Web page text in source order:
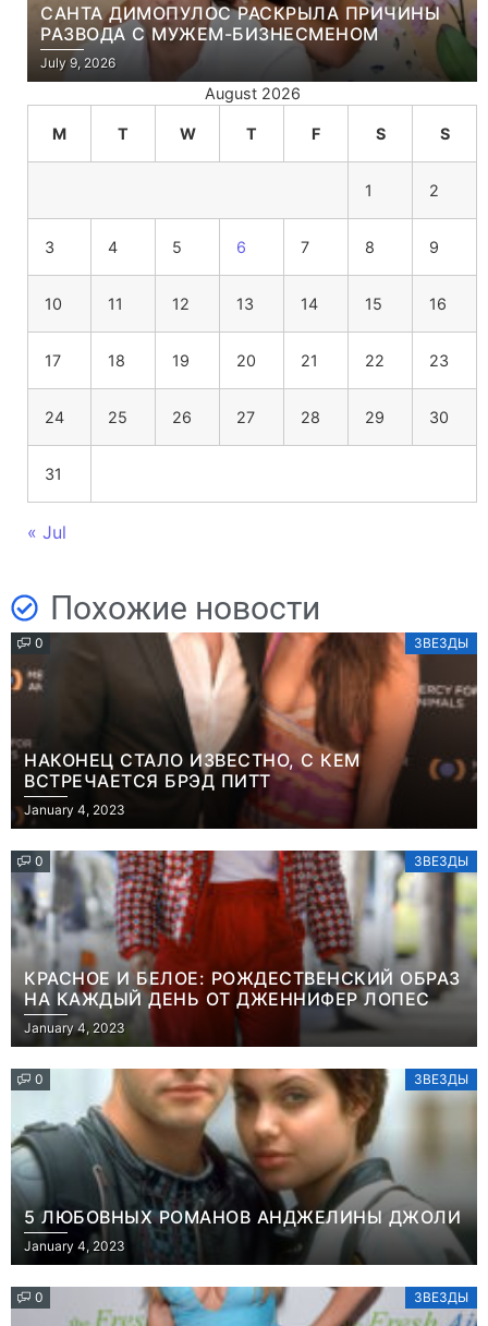
САНТА ДИМОПУЛОС РАСКРЫЛА ПРИЧИНЫ
РАЗВОДА С МУЖЕМ-БИЗНЕСМЕНОМ
July 9, 2026
August 2026
M T W T F S S
1 2
3 4 5 6 7 8 9
10 11 12 13 14 15 16
17 18 19 20 21 22 23
24 25 26 27 28 29 30
31
« Jul
Похожие новости
0 ЗВЕЗДЫ
НАКОНЕЦ СТАЛО ИЗВЕСТНО, С КЕМ
ВСТРЕЧАЕТСЯ БРЭД ПИТТ
January 4, 2023
0 ЗВЕЗДЫ
КРАСНОЕ И БЕЛОЕ: РОЖДЕСТВЕНСКИЙ ОБРАЗ
НА КАЖДЫЙ ДЕНЬ ОТ ДЖЕННИФЕР ЛОПЕС
January 4, 2023
0 ЗВЕЗДЫ
5 ЛЮБОВНЫХ РОМАНОВ АНДЖЕЛИНЫ ДЖОЛИ
January 4, 2023
0 ЗВЕЗДЫ